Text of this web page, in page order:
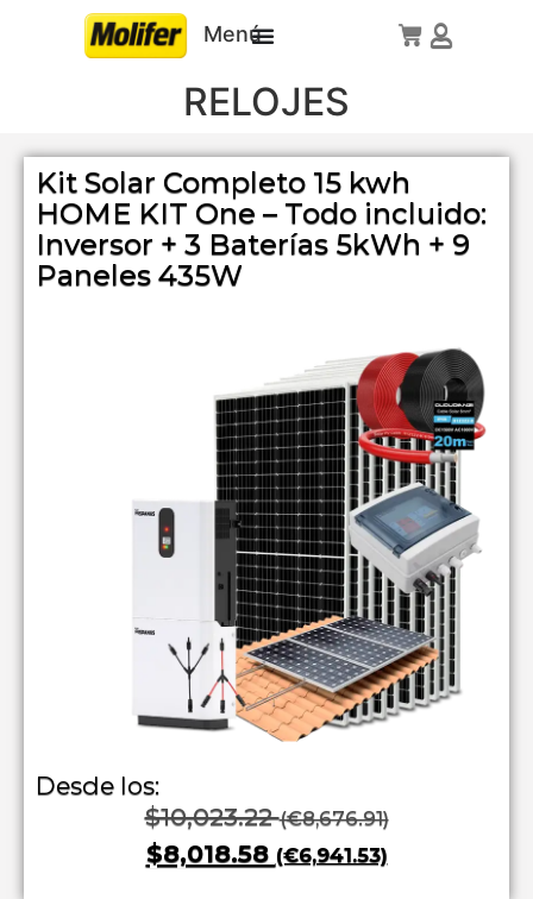
Menú
RELOJES
Kit Solar Completo 15 kwh
HOME KIT One – Todo incluido:
Inversor + 3 Baterías 5kWh + 9
Paneles 435W
Desde los:
$10,023.22(€8,676.91)
$8,018.58 (€6,941.53)